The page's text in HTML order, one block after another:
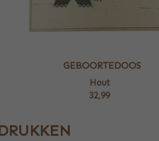
GEBOORTEDOOS
Hout
32,99